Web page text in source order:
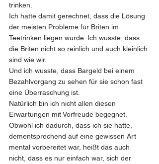
trinken.
Ich hatte damit gerechnet, dass die Lösung
der meisten Probleme für Briten im
Teetrinken liegen würde. Ich wusste, dass
die Briten nicht so reinlich und auch kleinlich
sind wie wir.
Und ich wusste, dass Bargeld bei einem
Bezahlvorgang zu sehen für sie schon fast
eine Überraschung ist.
Natürlich bin ich nicht allen diesen
Erwartungen mit Vorfreude begegnet.
Obwohl ich dadurch, dass ich sie hatte,
dementsprechend auf eine gewissen Art
mental vorbereitet war, heißt das auch
nicht, dass es nur einfach war, sich der